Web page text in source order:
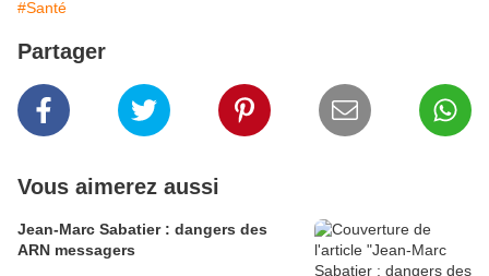
#Santé
Partager
Vous aimerez aussi
Jean-Marc Sabatier : dangers des
ARN messagers